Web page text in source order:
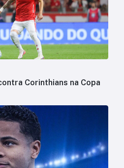
Corinthians na Copa